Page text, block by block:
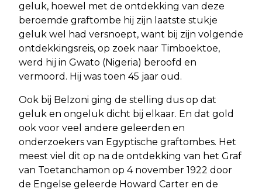
geluk, hoewel met de ontdekking van deze
beroemde graftombe hij zijn laatste stukje
geluk wel had versnoept, want bij zijn volgende
ontdekkingsreis, op zoek naar Timboektoe,
werd hij in Gwato (Nigeria) beroofd en
vermoord. Hij was toen 45 jaar oud.
Ook bij Belzoni ging de stelling dus op dat
geluk en ongeluk dicht bij elkaar. En dat gold
ook voor veel andere geleerden en
onderzoekers van Egyptische graftombes. Het
meest viel dit op na de ontdekking van het Graf
van Toetanchamon op 4 november 1922 door
de Engelse geleerde Howard Carter en de